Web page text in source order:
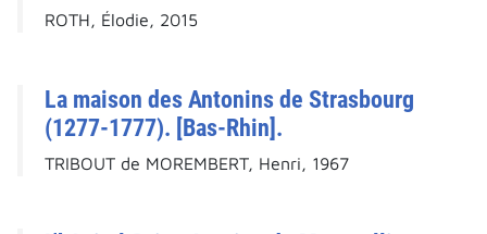
ROTH, Élodie, 2015
La maison des Antonins de Strasbourg
(1277-1777). [Bas-Rhin].
TRIBOUT de MOREMBERT, Henri, 1967